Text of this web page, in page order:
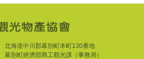
北海道中川郡幕別町本町130番地
幕別町經濟部商工觀光課（事務局）